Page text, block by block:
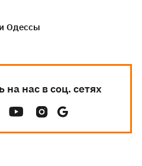
Одессы
нас в соц. сетях